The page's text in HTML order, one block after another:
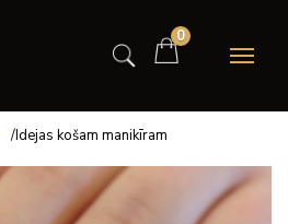
0
/Idejas košam manikīram